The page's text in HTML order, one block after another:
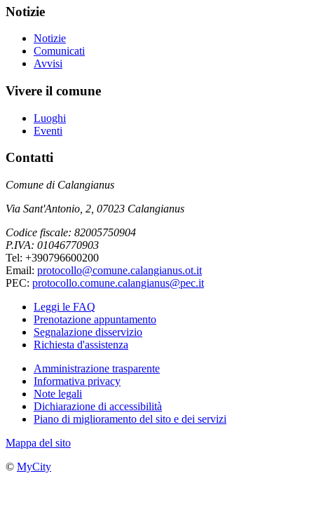
Notizie
Notizie
Comunicati
Avvisi
Vivere il comune
Luoghi
Eventi
Contatti
Comune di Calangianus
Via Sant'Antonio, 2, 07023 Calangianus
Codice fiscale: 82005750904
P.IVA: 01046770903
Tel: +390796600200
Email: protocollo@comune.calangianus.ot.it
PEC: protocollo.comune.calangianus@pec.it
Leggi le FAQ
Prenotazione appuntamento
Segnalazione disservizio
Richiesta d'assistenza
Amministrazione trasparente
Informativa privacy
Note legali
Dichiarazione di accessibilità
Piano di miglioramento del sito e dei servizi
Mappa del sito
© MyCity